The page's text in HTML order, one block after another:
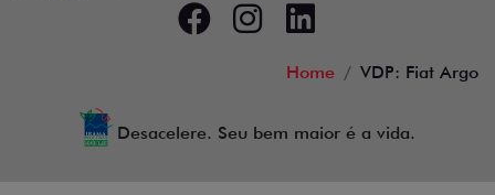
Home VDP: Fiat Argo
Desacelere. Seu bem maior é a vida.